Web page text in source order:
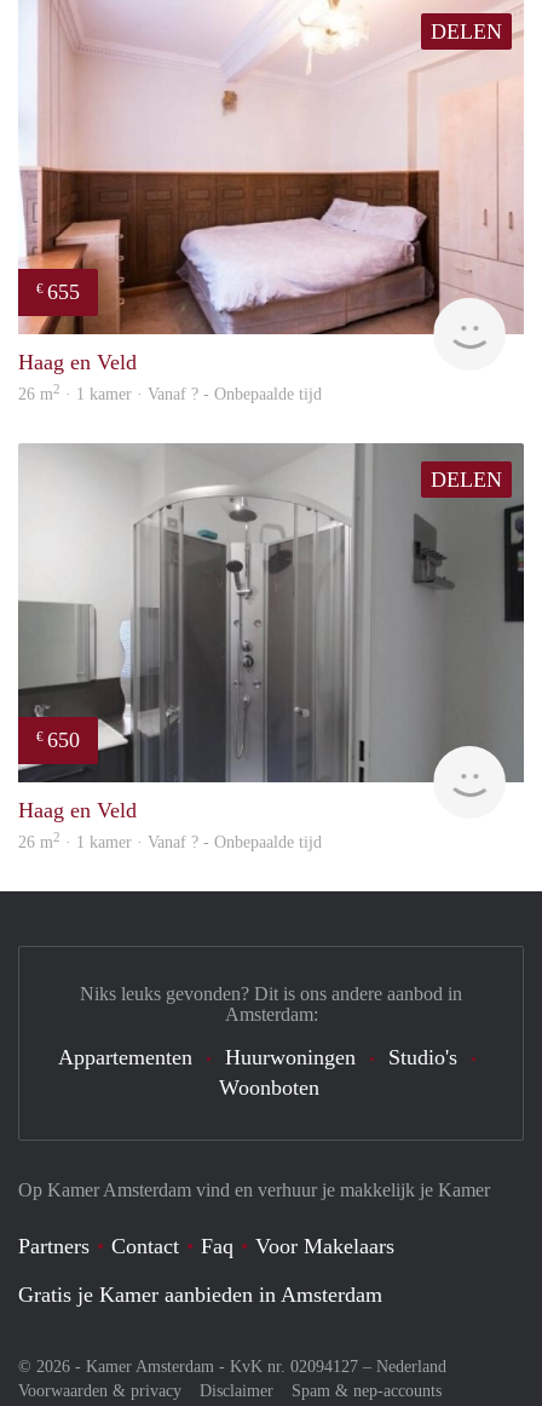
DELEN
€ 655
Haag en Veld
26 m2 · 1 kamer · Vanaf ? - Onbepaalde tijd
DELEN
€ 650
Haag en Veld
26 m2 · 1 kamer · Vanaf ? - Onbepaalde tijd
Op Kamer Amsterdam vind en verhuur je makkelijk je Kamer
Partners Contact Faq
Voor Makelaars
Gratis je Kamer aanbieden in Amsterdam
© 2026 - Kamer Amsterdam - KvK nr. 02094127 – Nederland
Voorwaarden & privacy
Disclaimer Spam & nep-accounts
Niks leuks gevonden? Dit is ons andere aanbod in
Amsterdam:
Appartementen Huurwoningen
Studio's
Woonboten